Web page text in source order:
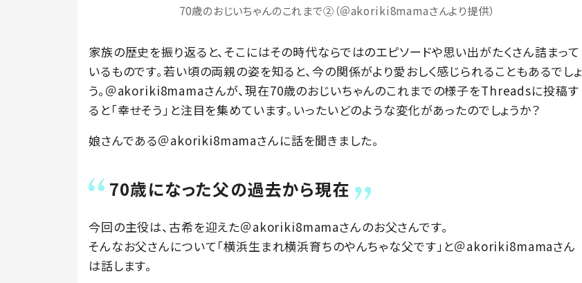
70歳のおじいちゃんのこれまで②（＠akoriki8mamaさんより提供）
家族の歴史を振り返ると、そこにはその時代ならではのエピソードや思い出がたくさん詰まって
いるものです。若い頃の両親の姿を知ると、今の関係がより愛おしく感じられることもあるでしょ
う。＠akoriki8mamaさんが、現在70歳のおじいちゃんのこれまでの様子をThreadsに投稿す
ると「幸せそう」と注目を集めています。いったいどのような変化があったのでしょうか？
娘さんである＠akoriki8mamaさんに話を聞きました。
70歳になった父の過去から現在
今回の主役は、古希を迎えた＠akoriki8mamaさんのお父さんです。
そんなお父さんについて「横浜生まれ横浜育ちのやんちゃな父です」と＠akoriki8mamaさん
は話します。